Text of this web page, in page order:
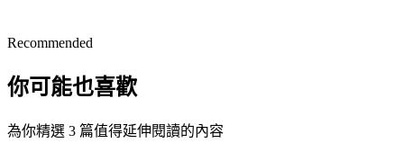
Recommended
你可能也喜歡
為你精選 3 篇值得延伸閱讀的內容